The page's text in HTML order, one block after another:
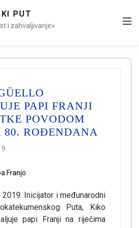
PUT
i zahvaljivanje»
PAPI FRANJI
POVODOM
80. ROĐENDANA
Franjo
2019. Inicijator i međunarodni
Puta, Kiko
papi Franji na riječima